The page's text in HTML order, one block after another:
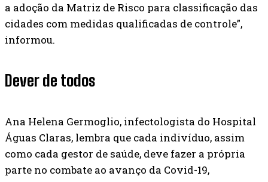
a adoção da Matriz de Risco para classificação das
cidades com medidas qualificadas de controle”,
informou.
Dever de todos
Ana Helena Germoglio, infectologista do Hospital
Águas Claras, lembra que cada indivíduo, assim
como cada gestor de saúde, deve fazer a própria
parte no combate ao avanço da Covid-19,